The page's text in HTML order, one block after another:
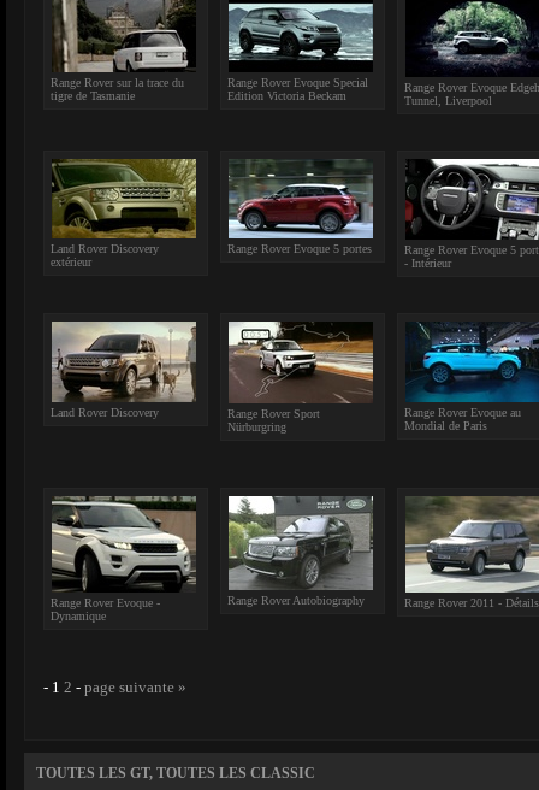
Range Rover sur la trace du
tigre de Tasmanie
Range Rover Evoque Special
Edition Victoria Beckam
Range Rover Evoque
Tunnel, Liverpool
Land Rover Discovery
extérieur
Range Rover Evoque 5 portes
Range Rover Evoque 5
- Intérieur
Land Rover Discovery
Range Rover Sport
Nürburgring
Range Rover Evoque au
Mondial de Paris
Range Rover Evoque -
Dynamique
Range Rover Autobiography Range Rover 2011 - Détails
- 1 2 - page suivante »
TOUTES LES GT, TOUTES LES CLASSIC